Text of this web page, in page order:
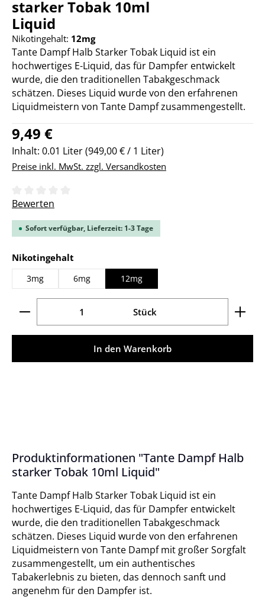
starker Tobak 10ml
Liquid
Nikotingehalt: 12mg
Tante Dampf Halb Starker Tobak Liquid ist ein
hochwertiges E-Liquid, das für Dampfer entwickelt
wurde, die den traditionellen Tabakgeschmack
schätzen. Dieses Liquid wurde von den erfahrenen
Liquidmeistern von Tante Dampf zusammengestellt.
Regulärer Preis:
9,49 €
Inhalt: 0.01 Liter(949,00 € / 1 Liter)
Preise inkl. MwSt. zzgl. Versandkosten
Durchschnittliche Bewertung von 0 von 5 Sternen
Bewerten
Sofort verfügbar, Lieferzeit: 1-3 Tage
Nikotingehalt
3mg 6mg 12mg
Produkt Anzahl: Gib den gewünschten Wert ein
Stück
In den Warenkorb
Produktinformationen "Tante Dampf Halb
starker Tobak 10ml Liquid"
Tante Dampf Halb Starker Tobak Liquid ist ein
hochwertiges E-Liquid, das für Dampfer entwickelt
wurde, die den traditionellen Tabakgeschmack
schätzen. Dieses Liquid wurde von den erfahrenen
Liquidmeistern von Tante Dampf mit großer Sorgfalt
zusammengestellt, um ein authentisches
Tabakerlebnis zu bieten, das dennoch sanft und
angenehm für den Dampfer ist.